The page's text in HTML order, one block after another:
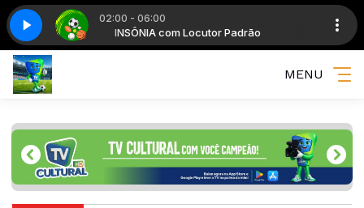
02:00 - 06:00
INSÔNIA com Locutor Padrão
1 Giro dos esportes - Parte 1
MENU